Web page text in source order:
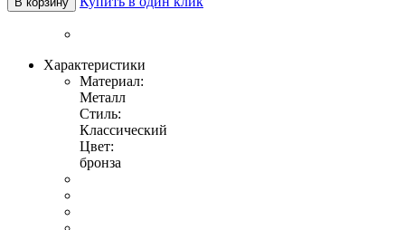
Характеристики
Материал:
Металл
Стиль:
Классический
Цвет:
бронза